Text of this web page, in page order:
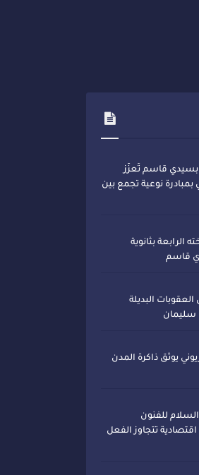
بسيدي قاسم تُعزّز
بمبادرة نوعية تجمع بين
الرابعة بثانوية
قاسم
البديلة
يوثق ذاكرة المدن
للفنون
تتجاوز الفعل